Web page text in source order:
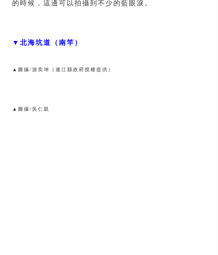
的時候，這邊可以拍攝到不少的藍眼淚。
▼北海坑道（南竿）
▲圖攝/游奕坤（連江縣政府授權提供）
▲圖攝/吳仁凱